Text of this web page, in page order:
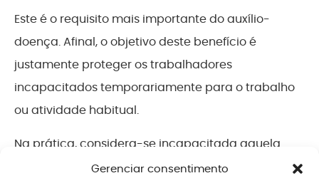
Gerenciar consentimento
Este é o requisito mais importante do auxílio-
doença. Afinal, o objetivo deste benefício é
justamente proteger os trabalhadores
incapacitados temporariamente para o trabalho
ou atividade habitual.
Na prática, considera-se incapacitada aquela
pessoa impossibilitada de desempenhar as